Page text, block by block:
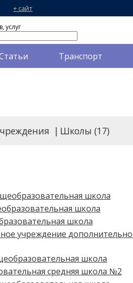
+ сайт
услуг
Транспорт
| Школы (17)
школа
школа
школа
учреждение
школа
средняя школа №2